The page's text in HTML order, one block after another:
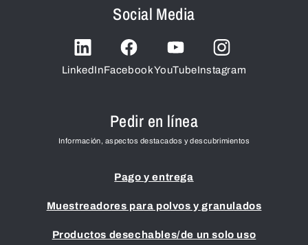
Social Media
LinkedInFacebookYouTubeInstagram
Pedir en línea
Información, aspectos destacados y descubrimientos
Pago y entrega
Muestreadores para polvos y granulados
Productos desechables/de un solo uso